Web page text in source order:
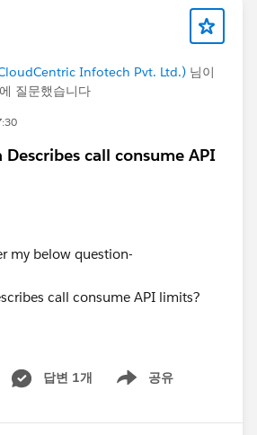
Infotech Pvt. Ltd.) 님이
에 질문했습니다
Describes call consume API
my below question-
call consume API limits?
답변 1개 공유
Show menu